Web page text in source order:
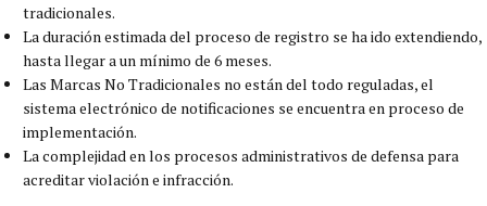
tradicionales.
La duración estimada del proceso de registro se ha ido extendiendo,
hasta llegar a un mínimo de 6 meses.
Las Marcas No Tradicionales no están del todo reguladas, el
sistema electrónico de notificaciones se encuentra en proceso de
implementación.
La complejidad en los procesos administrativos de defensa para
acreditar violación e infracción.